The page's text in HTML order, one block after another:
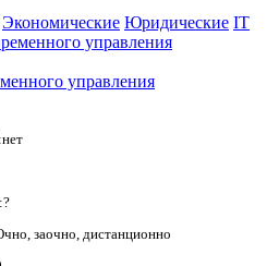
Экономические Юридические IT
управления
заочно, дистанционно